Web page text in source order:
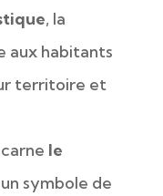
, la
aux habitants
territoire et
le
symbole de